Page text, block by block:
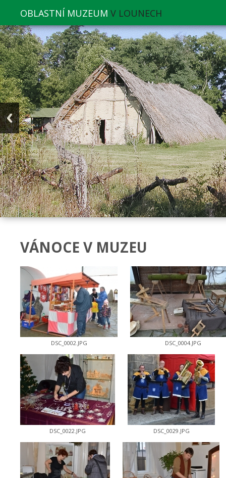
OBLASTNÍ MUZEUM V LOUNECH
VÁNOCE V MUZEU
DSC_0002.JPG DSC_0004.JPG
DSC_0022.JPG DSC_0029.JPG